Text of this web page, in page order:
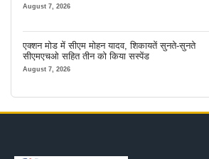
August 7, 2026
एक्शन मोड में सीएम मोहन यादव, शिकायतें सुनते-सुनते
सीएमएचओ सहित तीन को किया सस्पेंड
August 7, 2026